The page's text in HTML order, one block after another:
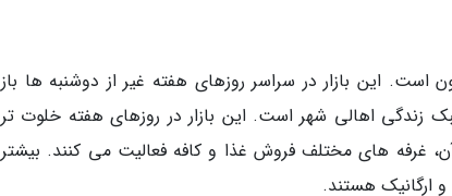
است. این بازار در سراسر روزهای هفته غیر از دوشنبه ها باز
اهالی شهر است. این بازار در روزهای هفته خلوت تر
غرفه های مختلف فروش غذا و کافه فعالیت می کنند. بیشتر
ارگانیک هستند.